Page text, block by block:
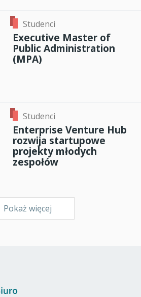
Studenci
Executive Master of
Public Administration
(MPA)
Studenci
Enterprise Venture Hub
rozwija startupowe
projekty młodych
zespołów
Pokaż więcej